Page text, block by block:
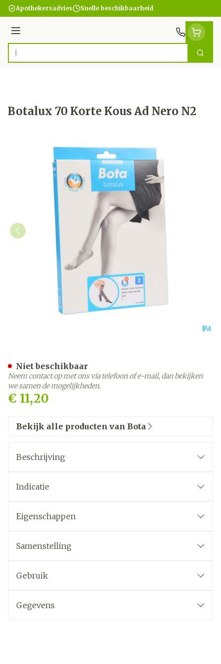
Ga naar de inhoud
Apothekersadvies Snelle beschikbaarheid
Menu
Product, merk, categorie... Zoek
Botalux 70 Korte Kous Ad Nero N2
€ 11,20
Niet beschikbaar
Neem contact op met ons via telefoon of e-mail, dan bekijken
we samen de mogelijkheden.
Bekijk alle producten van Bota
Beschrijving
Indicatie
Eigenschappen
Samenstelling
Gebruik
Gegevens